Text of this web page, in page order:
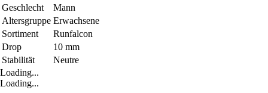
Geschlecht
Mann
Altersgruppe Erwachsene
Sortiment
Runfalcon
Drop
10 mm
Stabilität
Neutre
Loading...
Loading...